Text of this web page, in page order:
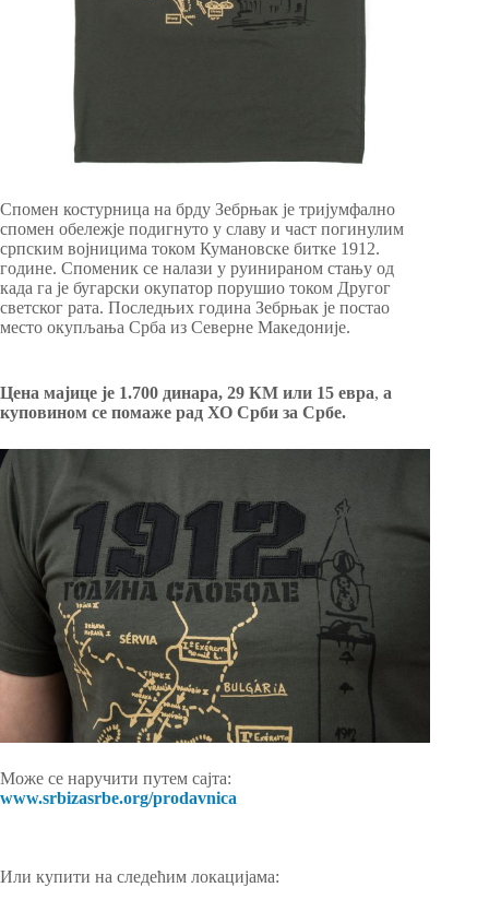
Спомен костурница на брду Зебрњак је тријумфално
спомен обележје подигнуто у славу и част погинулим
српским војницима током Кумановске битке 1912.
године. Споменик се налази у руинираном стању од
када га је бугарски окупатор порушио током Другог
светског рата. Последњих година Зебрњак је постао
место окупљања Срба из Северне Македоније.
Цена мајице је 1.700 динара, 29 КМ или 15 евра, а
куповином се помаже рад ХО Срби за Србе.
Може се наручити путем сајта:
www.srbizasrbe.org/prodavnica
Или купити на следећим локацијама: